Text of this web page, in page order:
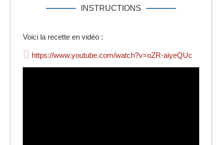
INSTRUCTIONS
Voici la recette en vidéo :
https://www.youtube.com/watch?v=oZR-aiyeQUc